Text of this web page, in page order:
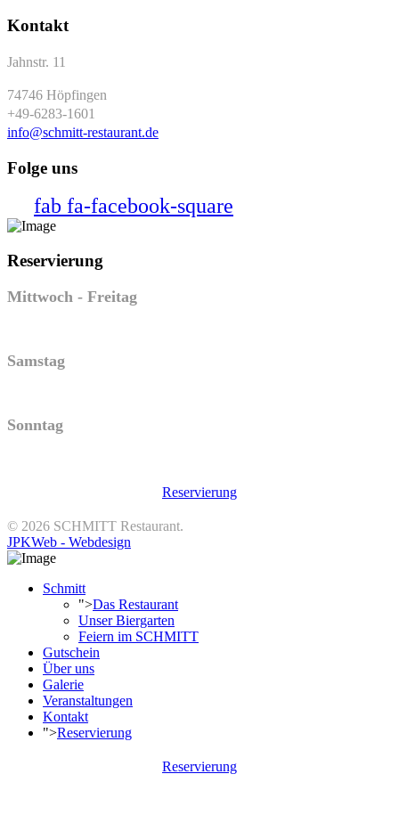
Kontakt
Jahnstr. 11
74746 Höpfingen
+49-6283-1601
info@schmitt-restaurant.de
Folge uns
fab fa-facebook-square
Reservierung
Mittwoch - Freitag
Samstag
Sonntag
Reservierung
© 2026 SCHMITT Restaurant.
JPKWeb - Webdesign
Schmitt
">Das Restaurant
Unser Biergarten
Feiern im SCHMITT
Gutschein
Über uns
Galerie
Veranstaltungen
Kontakt
">Reservierung
Reservierung